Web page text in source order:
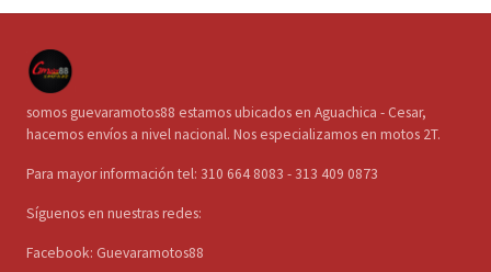
somos guevaramotos88 estamos ubicados en Aguachica - Cesar,
hacemos envíos a nivel nacional. Nos especializamos en motos 2T.
Para mayor información tel: 310 664 8083 - 313 409 0873
Síguenos en nuestras redes:
Facebook: Guevaramotos88